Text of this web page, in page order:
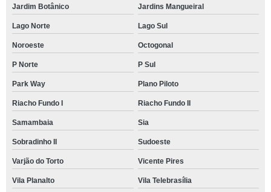
Jardim Botânico Jardins Mangueiral
Lago Norte Lago Sul
Noroeste Octogonal
P Norte P Sul
Park Way Plano Piloto
Riacho Fundo I Riacho Fundo II
Samambaia Sia
Sobradinho II Sudoeste
Varjão do Torto Vicente Pires
Vila Planalto Vila Telebrasília